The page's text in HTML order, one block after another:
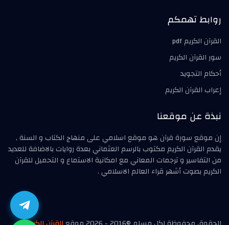
روابط تهمكم
القرآن الكريم pdf
سور القرآن الكريم
أحكام التجويد
إعراب القرآن الكريم
نبذة عن موقعنا
إن موقع سورة قرآن هو موقع اسلامي على منهاج الكتاب و السنة ,
يقدم القرآن الكريم مكتوب بالرسم العثماني بعدة روايات بالاضافة للعديد
من التفاسير و ترجمات المعاني مع امكانية الاستماع و التحميل للقرآن
الكريم بصوت أشهر قراء العالم الاسلامي .